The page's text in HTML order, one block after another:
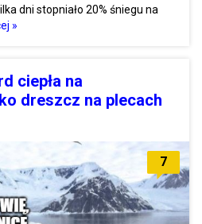
dni stopniało 20% śniegu na
»
ciepła na
dreszcz na plecach
7